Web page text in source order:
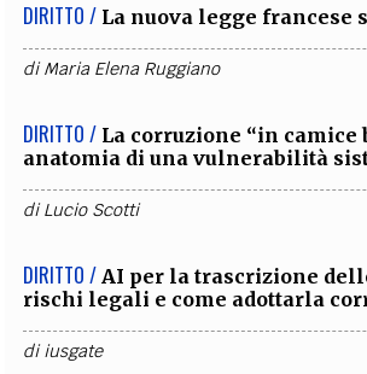
DIRITTO / La nuova legge francese
diMaria Elena Ruggiano
DIRITTO / La corruzione “in camice
anatomia di una vulnerabilità
diLucio Scotti
DIRITTO / AI per la trascrizione
rischi legali e come adottarla
diiusgate